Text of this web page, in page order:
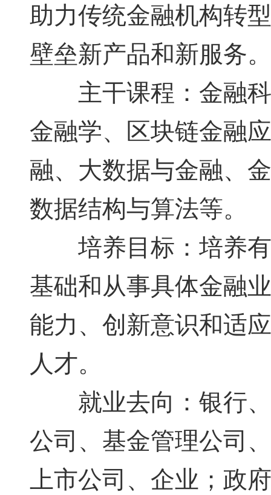
助力传统金融机构转
壁垒新产品和新服务。
主干课程：金融科
金融学、区块链金融
融、大数据与金融、
数据结构与算法等。
培养目标：培养有
基础和从事具体金融
能力、创新意识和适
人才。
就业去向：银行、
公司、基金管理公司
上市公司、企业；政